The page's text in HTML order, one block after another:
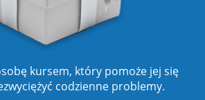
kursem, który pomoże jej się
codzienne problemy.